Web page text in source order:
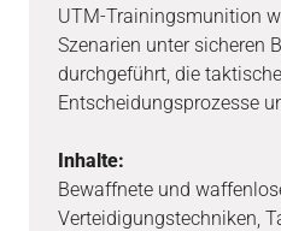
UTM-Trainingsmunition
Szenarien unter sicheren
durchgeführt, die
Entscheidungsprozesse
Inhalte:
Bewaffnete und
Verteidigungstechniken,